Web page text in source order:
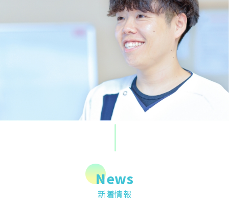
News
新着情報